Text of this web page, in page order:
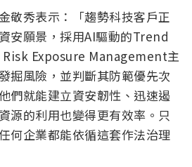
敬秀表示：「趨勢科技客戶正
安願景，採用AI驅動的Trend
Exposure Management主
掘風險，並判斷其防範優先次
們就能建立資安韌性、迅速遏
源的利用也變得更有效率。只
何企業都能依循這套作法治理